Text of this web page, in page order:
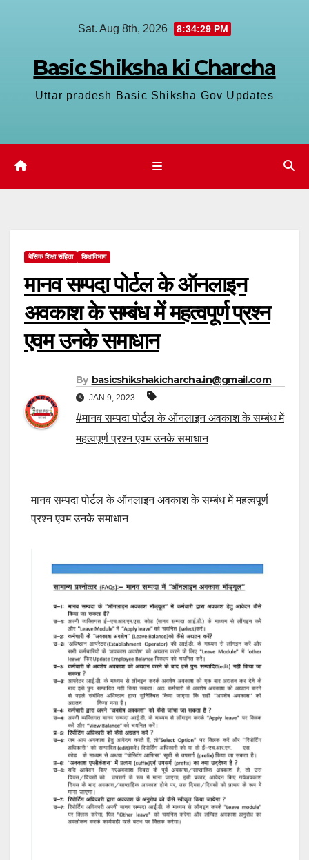
Sat. Aug 8th, 2026 8:34:30 PM
Basic Shiksha ki Charcha
Uttar pradesh Basic Shiksha Gov Updates
बेसिक शिक्षा संहिता शिक्षाविभाग
मानव सम्पदा पोर्टल के ऑनलाइन
अवकाश के सम्बंध में महत्वपूर्ण प्रश्न
एवम उनके समाधान
By basicshikshakicharcha.in@gmail.com
JAN 9, 2023
#मानव सम्पदा पोर्टल के ऑनलाइन अवकाश के सम्बंध में
महत्वपूर्ण प्रश्न एवम उनके समाधान
मानव सम्पदा पोर्टल के ऑनलाइन अवकाश के सम्बंध में महत्वपूर्ण
प्रश्न एवम उनके समाधान